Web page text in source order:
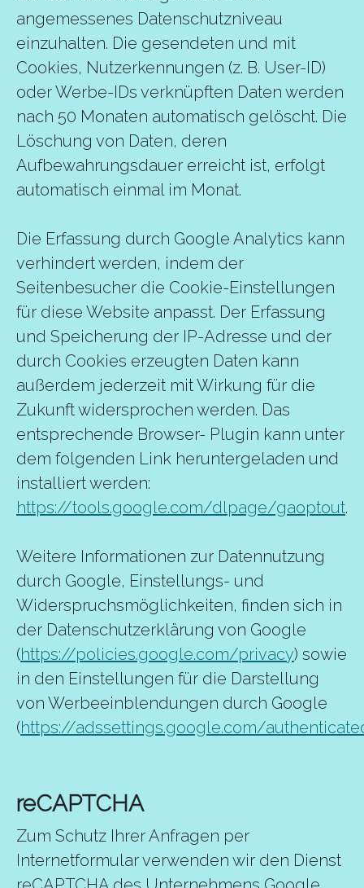
angemessenes Datenschutzniveau
einzuhalten. Die gesendeten und mit
Cookies, Nutzerkennungen (z. B. User-ID)
oder Werbe-IDs verknüpften Daten werden
nach 50 Monaten automatisch gelöscht. Die
Löschung von Daten, deren
Aufbewahrungsdauer erreicht ist, erfolgt
automatisch einmal im Monat.
Die Erfassung durch Google Analytics kann
verhindert werden, indem der
Seitenbesucher die Cookie-Einstellungen
für diese Website anpasst. Der Erfassung
und Speicherung der IP-Adresse und der
durch Cookies erzeugten Daten kann
außerdem jederzeit mit Wirkung für die
Zukunft widersprochen werden. Das
entsprechende Browser- Plugin kann unter
dem folgenden Link heruntergeladen und
installiert werden:
https://tools.google.com/dlpage/gaoptout.
Weitere Informationen zur Datennutzung
durch Google, Einstellungs- und
Widerspruchsmöglichkeiten, finden sich in
der Datenschutzerklärung von Google
(https://policies.google.com/privacy) sowie
in den Einstellungen für die Darstellung
von Werbeeinblendungen durch Google
(https://adssettings.google.com/
reCAPTCHA
Zum Schutz Ihrer Anfragen per
Internetformular verwenden wir den Dienst